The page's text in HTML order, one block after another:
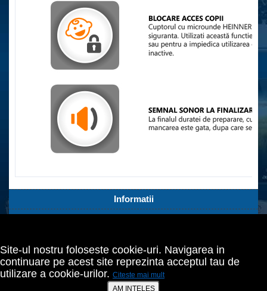
Informatii
Contul tău
Bucuresti,Sect.2,Agricultori nr.18
Site-ul nostru foloseste cookie-uri. Navigarea in
continuare pe acest site reprezinta acceptul tau de
utilizare a cookie-urilor. Citeste mai mult
AM INTELES